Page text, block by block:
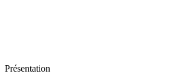
Présentation